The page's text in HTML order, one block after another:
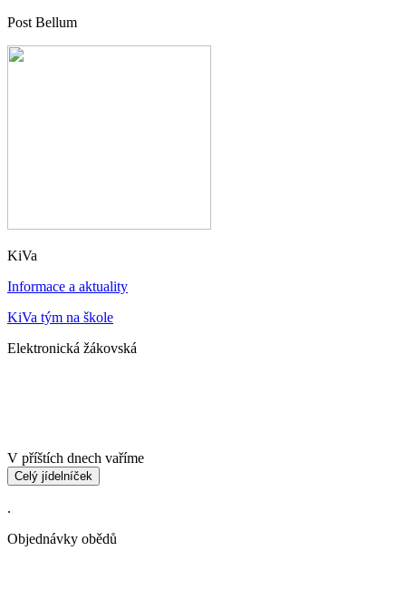
Post Bellum
KiVa
Informace a aktuality
KiVa tým na škole
Elektronická žákovská
V příštích dnech vaříme
Celý jídelníček
.
Objednávky obědů